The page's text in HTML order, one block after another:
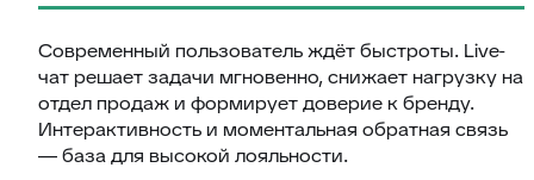
Современный пользователь ждёт быстроты. Live-
чат решает задачи мгновенно, снижает нагрузку на
отдел продаж и формирует доверие к бренду.
Интерактивность и моментальная обратная связь
— база для высокой лояльности.